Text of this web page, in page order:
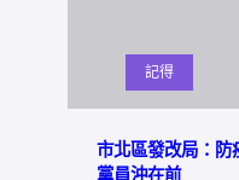
記得
市北區發改局：防
黨員沖在前